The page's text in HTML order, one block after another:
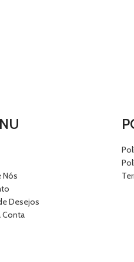
Nós
Desejos
Conta